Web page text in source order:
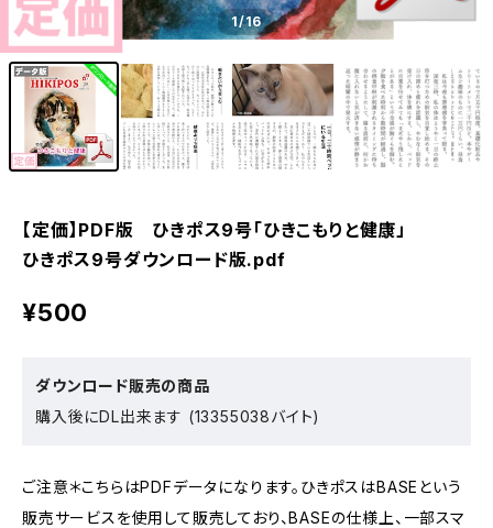
1/16
【定価】PDF版 ひきポス9号「ひきこもりと健康」
ひきポス9号ダウンロード版.pdf
¥500
ダウンロード販売の商品
購入後にDL出来ます (13355038バイト)
ご注意＊こちらはPDFデータになります。ひきポスはBASEという
販売サービスを使用して販売しており、BASEの仕様上、一部スマ